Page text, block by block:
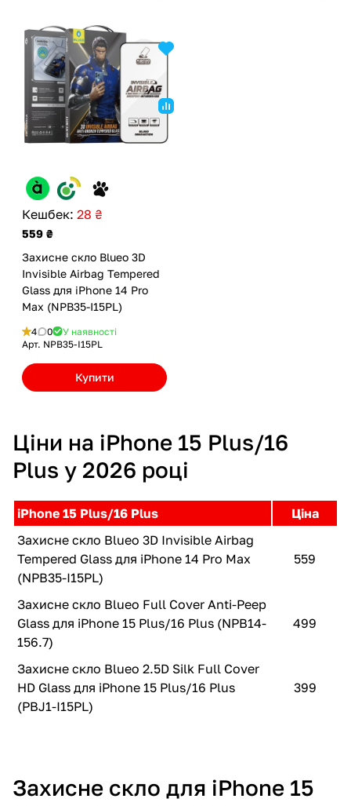
Кешбек: 28 ₴
559 ₴
Захисне скло Blueo 3D
Invisible Airbag Tempered
Glass для iPhone 14 Pro
Max (NPB35-I15PL)
4 0
У наявності
Арт. NPB35-I15PL
Купити
Ціни на iPhone 15 Plus/16
Plus у 2026 році
iPhone 15 Plus/16 Plus
Ціна
Захисне скло Blueo 3D Invisible Airbag
Tempered Glass для iPhone 14 Pro Max
(NPB35-I15PL)
559
Захисне скло Blueo Full Cover Anti-Peep
Glass для iPhone 15 Plus/16 Plus (NPB14-
156.7)
499
Захисне скло Blueo 2.5D Silk Full Cover
HD Glass для iPhone 15 Plus/16 Plus
(PBJ1-I15PL)
399
Захисне скло для iPhone 15